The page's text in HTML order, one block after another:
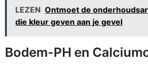
LEZEN Ontmoet de
die kleur geven aan je gevel
Bodem-PH en